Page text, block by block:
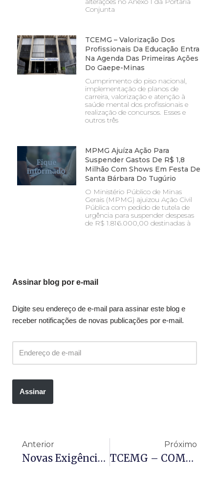
Conjunta
TCEMG – Valorização Dos
Profissionais Da Educação Entra
Na Agenda Das Primeiras Ações
Do Gaepe-Minas
Cumprimento do piso nacional,
implementação de planos de
carreira, valorização e atenção à
saúde mental dos profissionais e
realização de concursos. Esses e
outros três
MPMG Ajuíza Ação Para
Suspender Gastos De R$ 1,8
Milhão Com Shows Em Festa De
Santa Bárbara Do Tugúrio
O Ministério Público de Minas
Gerais (MPMG) ajuizou Ação Civil
Pública com pedido de tutela de
urgência para suspender despesas
de R$ 1.816.000,00 destinadas à
Assinar blog por e-mail
Digite seu endereço de e-mail para assinar este blog e
receber notificações de novas publicações por e-mail.
Assinar
Anterior
Novas Exigências Para Arquivamento E Publicação Das Demonstrações Contábeis
Próximo
TCEMG – COMUNICADO SICOM Nº 26/2025